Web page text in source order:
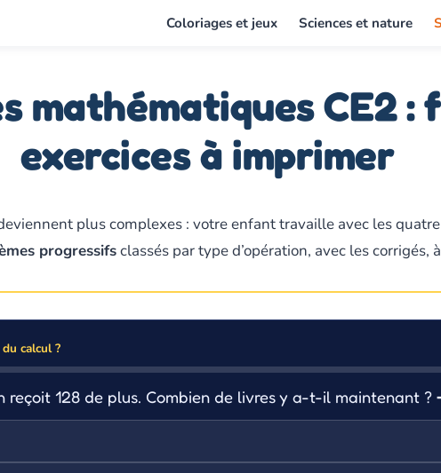
Coloriages et jeux Sciences et nature
mathématiques CE2 :
exercices à imprimer
plus complexes : votre enfant travaille avec les
progressifsclassés par type d’opération, avec les
calcul ?
128 de plus. Combien de livres y a-t-il maintenant ?